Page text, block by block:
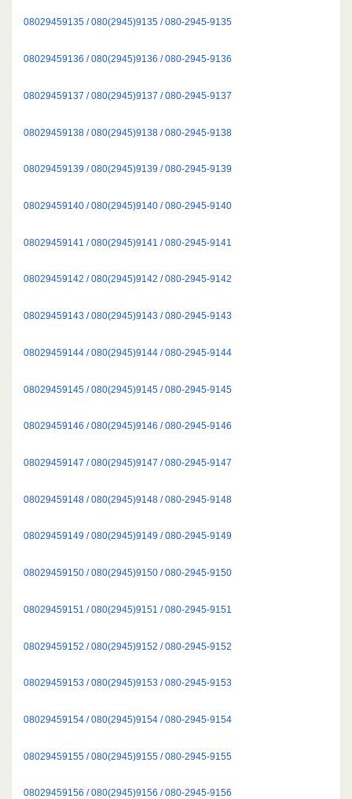
08029459135 / 080(2945)9135 / 080-2945-9135
08029459136 / 080(2945)9136 / 080-2945-9136
08029459137 / 080(2945)9137 / 080-2945-9137
08029459138 / 080(2945)9138 / 080-2945-9138
08029459139 / 080(2945)9139 / 080-2945-9139
08029459140 / 080(2945)9140 / 080-2945-9140
08029459141 / 080(2945)9141 / 080-2945-9141
08029459142 / 080(2945)9142 / 080-2945-9142
08029459143 / 080(2945)9143 / 080-2945-9143
08029459144 / 080(2945)9144 / 080-2945-9144
08029459145 / 080(2945)9145 / 080-2945-9145
08029459146 / 080(2945)9146 / 080-2945-9146
08029459147 / 080(2945)9147 / 080-2945-9147
08029459148 / 080(2945)9148 / 080-2945-9148
08029459149 / 080(2945)9149 / 080-2945-9149
08029459150 / 080(2945)9150 / 080-2945-9150
08029459151 / 080(2945)9151 / 080-2945-9151
08029459152 / 080(2945)9152 / 080-2945-9152
08029459153 / 080(2945)9153 / 080-2945-9153
08029459154 / 080(2945)9154 / 080-2945-9154
08029459155 / 080(2945)9155 / 080-2945-9155
08029459156 / 080(2945)9156 / 080-2945-9156